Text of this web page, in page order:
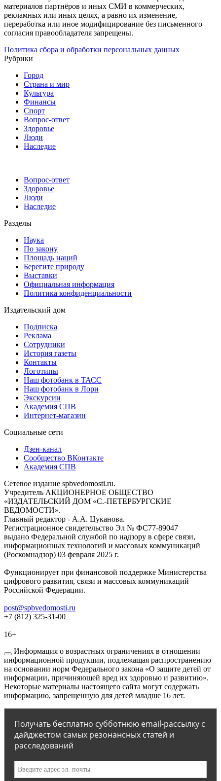
материалов партнёров и иных СМИ в коммерческих,
рекламных или иных целях, а равно их изменение,
переработка или иное модифицирование без письменного
согласия правообладателя запрещены.
Политика сбора и обработки персональных данных
Рубрики
Город
Страна и мир
Культура
Финансы
Спорт
Вопрос-ответ
Здоровье
Люди
Наследие
Вопрос-ответ
Здоровье
Люди
Наследие
Разделы
Наука
По закону
Площадь наций
Берегите природу
Выставки
Официальная информация
Политика конфиденциальности
Издательский дом
Подписка
Реклама
Сотрудники
История газеты
Контакты
Логотипы
Наш фотобанк в ТАСС
Наш фотобанк в Лори
Экскурсии
Академия СПВ
Интернет-магазин
Социальные сети
Дзен-канал
Сообщество ВКонтакте
Академия СПВ
Сетевое издание spbvedomosti.ru.
Учредитель АКЦИОНЕРНОЕ ОБЩЕСТВО
«ИЗДАТЕЛЬСКИЙ ДОМ «С.-ПЕТЕРБУРГСКИЕ
ВЕДОМОСТИ».
Главный редактор - А.А. Цуканова.
Регистрационное свидетельство Эл № ФС77-89047
выдано Федеральной службой по надзору в сфере связи,
информационных технологий и массовых коммуникаций
(Роскомнадзор) 03 февраля 2025 г.
Функционирует при финансовой поддержке Министерства
цифрового развития, связи и массовых коммуникаций
Российской Федерации.
post@spbvedomosti.ru
+7 (812) 325-31-00
16+
Информация о возрастных ограничениях в отношении
информационной продукции, подлежащая распространению
на основании норм Федерального закона «О защите детей от
информации, причиняющей вред их здоровью и развитию».
Некоторые материалы настоящего сайта могут содержать
информацию, запрещенную для детей младше 16 лет.
Получать бесплатно субботнюю email-рассылку с
дайджестом самых резонансных статей и
расследований